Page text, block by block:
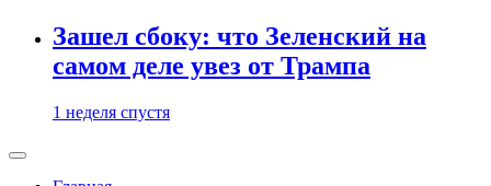
Зашел сбоку: что Зеленский на
самом деле увез от Трампа
1 неделя спустя